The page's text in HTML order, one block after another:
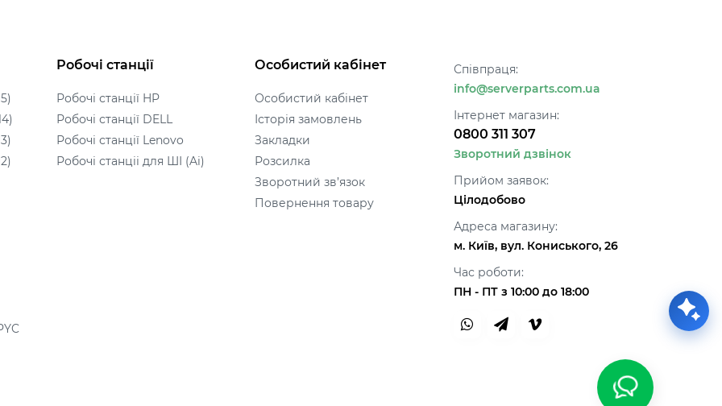
Робочі станції
Робочі станції HP
Робочі станції DELL
Робочі станції Lenovo
Робочі станціі для ШІ (Ai)
Особистий кабінет
Особистий кабінет
Історія замовлень
Закладки
Розсилка
Зворотний зв’язок
Повернення товару
Співпраця:
info@serverparts.com.ua
Інтернет магазин:
0800 311 307
Зворотний дзвінок
Прийом заявок:
Цілодобово
Адреса магазину:
м. Київ, вул. Кониського, 26
Час роботи:
ПН - ПТ з 10:00 до 18:00